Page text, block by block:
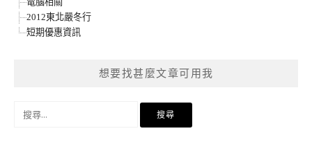
2012東北嚴冬行
短期優惠資訊
想要找甚麼文章可用我